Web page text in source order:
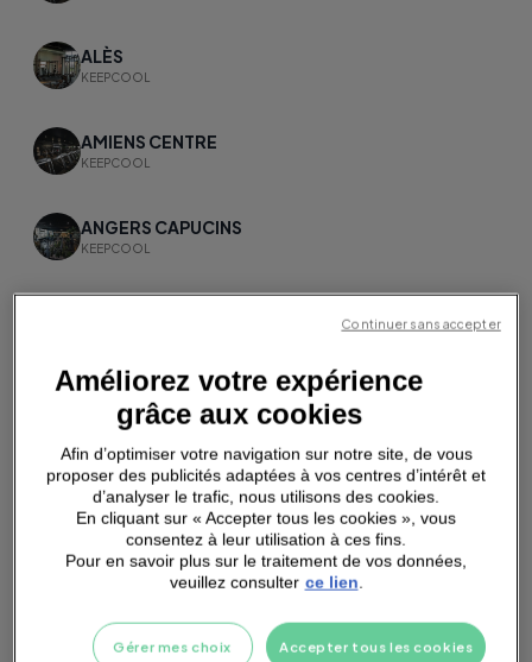
ALÈS
KEEPCOOL
AMIENS CENTRE
KEEPCOOL
ANGERS CAPUCINS
KEEPCOOL
ANNECY
KEEPCOOL
ANTONY
KEEPCOOL
ARLES FOURCHON
Améliorez votre expérience
grâce aux cookies
Afin d’optimiser votre navigation sur notre site, de vous
proposer des publicités adaptées à vos centres d’intérêt et
d’analyser le trafic, nous utilisons des cookies.
En cliquant sur « Accepter tous les cookies », vous
consentez à leur utilisation à ces fins.
Pour en savoir plus sur le traitement de vos données,
veuillez consulter ce lien.
Accepter tous les cookies
Gérer mes choix
Continuer sans accepter